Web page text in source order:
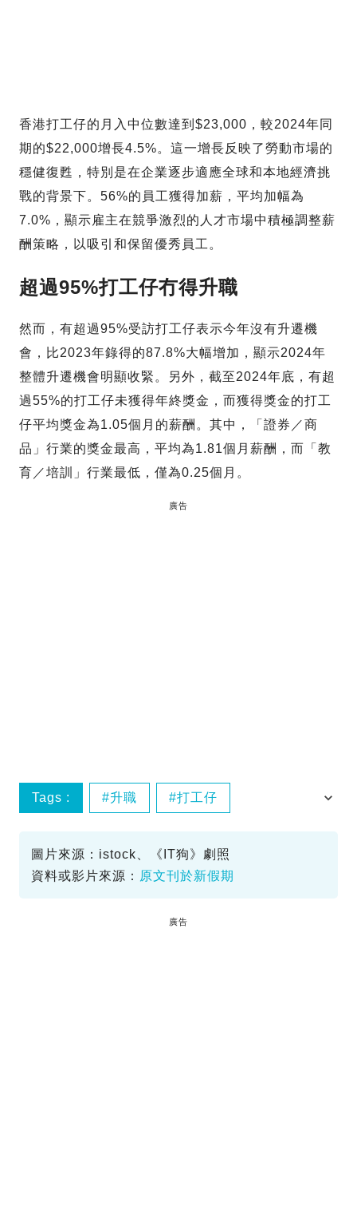
香港打工仔的月入中位數達到$23,000，較2024年同
期的$22,000增長4.5%。這一增長反映了勞動市場的
穩健復甦，特別是在企業逐步適應全球和本地經濟挑
戰的背景下。56%的員工獲得加薪，平均加幅為
7.0%，顯示雇主在競爭激烈的人才市場中積極調整薪
酬策略，以吸引和保留優秀員工。
超過95%打工仔冇得升職
然而，有超過95%受訪打工仔表示今年沒有升遷機
會，比2023年錄得的87.8%大幅增加，顯示2024年
整體升遷機會明顯收緊。另外，截至2024年底，有超
過55%的打工仔未獲得年終獎金，而獲得獎金的打工
仔平均獎金為1.05個月的薪酬。其中，「證券／商
品」行業的獎金最高，平均為1.81個月薪酬，而「教
育／培訓」行業最低，僅為0.25個月。
廣告
Tags : 升職 打工仔
圖片來源：istock、《IT狗》劇照
資料或影片來源： 原文刊於新假期
廣告